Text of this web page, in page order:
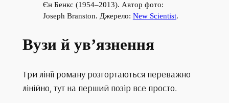
Єн Бенкс (1954–2013). Автор фото:
Joseph Branston. Джерело: New Scientist.
Вузи й ув’язнення
Три лінії роману розгортаються переважно
лінійно, тут на перший позір все просто.